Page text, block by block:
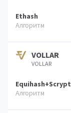
Ethash
VOLLAR
VOLLAR
Equihash+Scrypt